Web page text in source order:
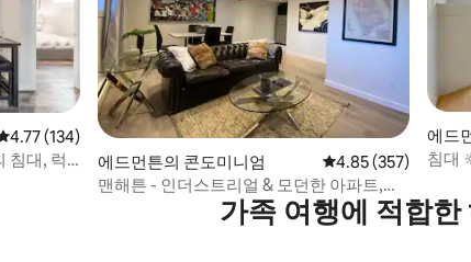
점 4.77점(5점 만점), 후기 134개
4.77 (134)
침대, 럭
에드먼튼의 콘도미니엄 평점 4.85점(5점 만
4.85 (357)
맨해튼 - 인더스트리얼 & 모던한 아파트,
에드
침대
가족 여행에 적합